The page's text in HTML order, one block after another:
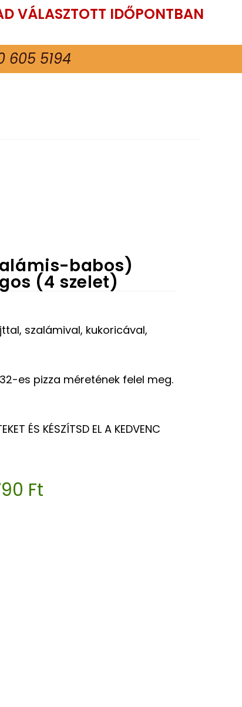
VÁLASZTOTT IDŐPONTBAN
605 5194
babos)
(4 szelet)
szalámival, kukoricával,
es pizza méretének felel meg.
ÉS KÉSZÍTSD EL A KEDVENC
Ft